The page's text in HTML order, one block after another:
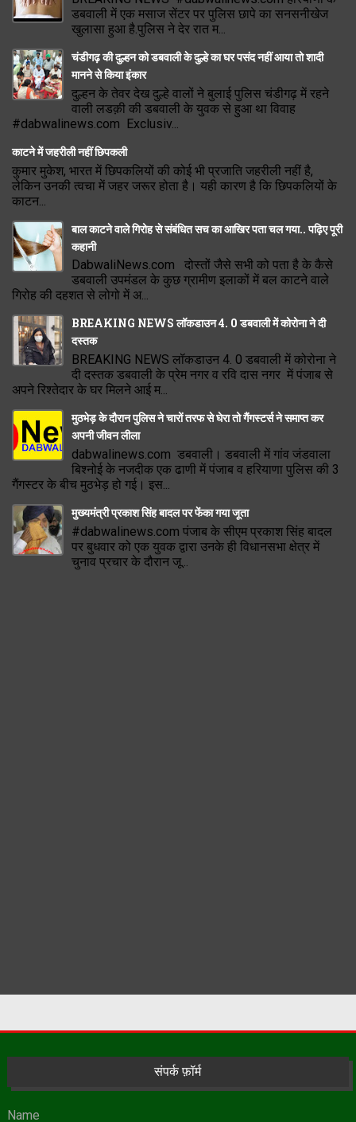
डबवाली में एक मसाज सेंटर पर पुलिस छापे का सनसनीखेज
खुलासा हुआ है.पुलिस ने देर रात म...
चंडीगढ़ की दुल्हन को डबवाली के दुल्हे का घर पसंद नहीं आया तो शादी
मानने से किया इंकार
दुल्हन के तेवर देख दुल्हे वालों ने बुलाई पुलिस चंडीगढ़ में रहने
वाली लडक़ी की डबवाली के युवक से हुआ था विवाह
#dabwalinews.com Exclusiv...
काटने में जहरीली नहीं छिपकली
कुमार मुकेश, भारत में छिपकलियों की कोई भी प्रजाति जहरीली नहीं है,
लेकिन उनकी त्वचा में जहर जरूर होता है। यही कारण है कि छिपकलियों के
काटन...
बाल काटने वाले गिरोह से संबंधित सच का आखिर पता चल गया.. पढ़िए पूरी
कहानी
DabwaliNews.com दोस्तों जैसे सभी को पता है के कैसे
डबवाली उपमंडल के कुछ ग्रामीण इलाकों में बल काटने वाले
गिरोह की दहशत से लोगो में अ...
BREAKING NEWS लॉकडाउन 4. 0 डबवाली में कोरोना ने दी
दस्तक
BREAKING NEWS लॉकडाउन 4. 0 डबवाली में कोरोना ने
दी दस्तक डबवाली के प्रेम नगर व रवि दास नगर में पंजाब से
अपने रिश्तेदार के घर मिलने आई म...
मुठभेड़ के दौरान पुलिस ने चारों तरफ से घेरा तो गैंगस्टर्स ने समाप्त कर
अपनी जीवन लीला
dabwalinews.com डबवाली। डबवाली में गांव जंडवाला
बिश्नोई के नजदीक एक ढाणी में पंजाब व हरियाणा पुलिस की 3
गैंगस्टर के बीच मुठभेड़ हो गई। इस...
मुख्यमंत्री प्रकाश सिंह बादल पर फेंका गया जूता
#dabwalinews.com पंजाब के सीएम प्रकाश सिंह बादल
पर बुधवार को एक युवक द्वारा उनके ही विधानसभा क्षेत्र में
चुनाव प्रचार के दौरान जू...
संपर्क फ़ॉर्म
Name